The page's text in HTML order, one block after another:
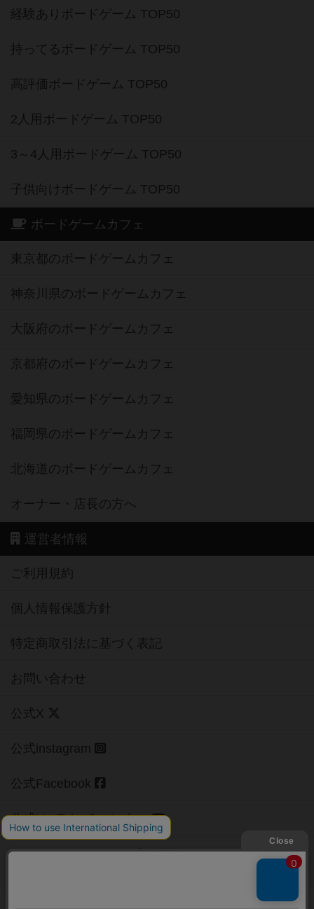
経験ありボードゲーム TOP50
持ってるボードゲーム TOP50
高評価ボードゲーム TOP50
2人用ボードゲーム TOP50
3～4人用ボードゲーム TOP50
子供向けボードゲーム TOP50
ボードゲームカフェ
東京都のボードゲームカフェ
神奈川県のボードゲームカフェ
大阪府のボードゲームカフェ
京都府のボードゲームカフェ
愛知県のボードゲームカフェ
福岡県のボードゲームカフェ
北海道のボードゲームカフェ
オーナー・店長の方へ
運営者情報
ご利用規約
個人情報保護方針
特定商取引法に基づく表記
お問い合わせ
公式X
公式instagram
公式Facebook
公式YouTubeチャンネル
Copyright (c)